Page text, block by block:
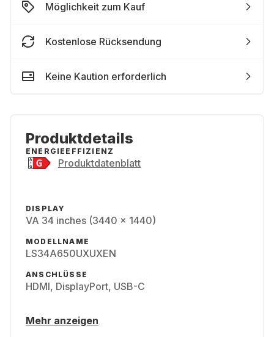
Möglichkeit zum Kauf
Kostenlose Rücksendung
Keine Kaution erforderlich
Produktdetails
ENERGIEEFFIZIENZ
Produktdatenblatt
DISPLAY
VA 34 inches (3440 x 1440)
MODELLNAME
LS34A650UXUXEN
ANSCHLÜSSE
HDMI, DisplayPort, USB-C
Mehr anzeigen